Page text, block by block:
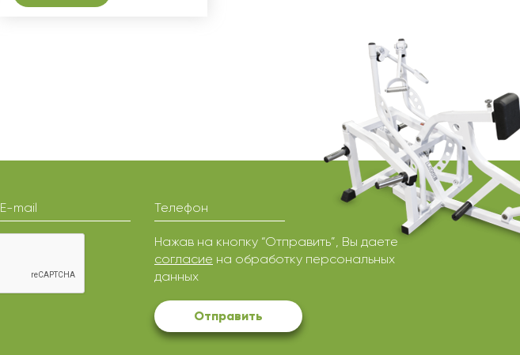
E-mail Телефон
Нажав на кнопку “Отправить”, Вы даете
согласие на обработку персональных
данных
Отправить